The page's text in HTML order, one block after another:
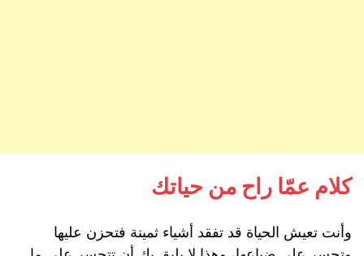
كلام عمّا راح من حياتك
وأنت تعيش الحياة قد تفقد أشياء ثمينة فتحزن عليها